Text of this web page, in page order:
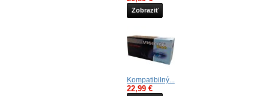
Zobraziť
Kompatibilný...
22,99 €